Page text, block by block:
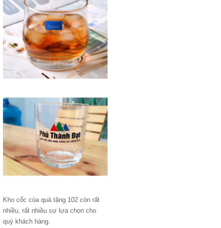
Kho cốc của quà tặng 102 còn rất
nhiều, rất nhiều sự lựa chọn cho
quý khách hàng.